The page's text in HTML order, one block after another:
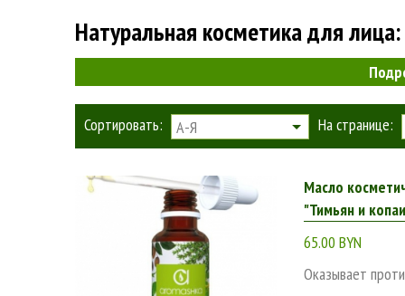
Натуральная косметика для
В отличие от химической косметической продукции, в
только «живые» компоненты природного
побочных эффектов в виде кожных высыпаний и
косметику для проблемной кожи купит потребитель.
Только органические косметические средства могут
экологичных компонентов:
лекарственных растений;
растительных экстрактов;
Сортировать: А-Я На странице:
Масло
"Тимьян и
65.00 BYN
Оказывает